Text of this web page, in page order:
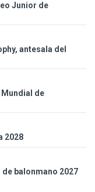
Junior de
antesala del
de
2028
balonmano 2027